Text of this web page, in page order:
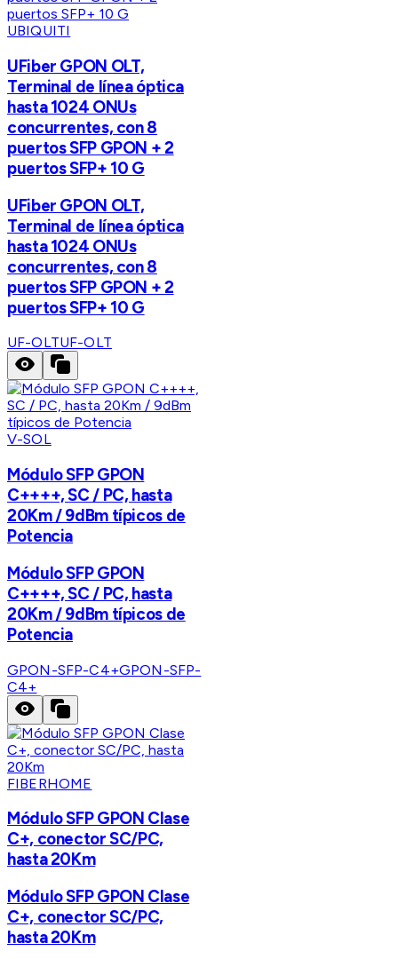
UBIQUITI
UFiber GPON OLT,
Terminal de línea óptica
hasta 1024 ONUs
concurrentes, con 8
puertos SFP GPON + 2
puertos SFP+ 10 G
UFiber GPON OLT,
Terminal de línea óptica
hasta 1024 ONUs
concurrentes, con 8
puertos SFP GPON + 2
puertos SFP+ 10 G
UF-OLTUF-OLT
V-SOL
Módulo SFP GPON
C++++, SC / PC, hasta
20Km / 9dBm típicos de
Potencia
Módulo SFP GPON
C++++, SC / PC, hasta
20Km / 9dBm típicos de
Potencia
GPON-SFP-C4+GPON-SFP-
C4+
FIBERHOME
Módulo SFP GPON Clase
C+, conector SC/PC,
hasta 20Km
Módulo SFP GPON Clase
C+, conector SC/PC,
hasta 20Km